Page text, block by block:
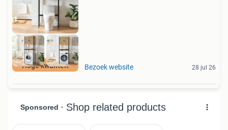
Hoge kwaliteit Bezoek website 28 jul 26